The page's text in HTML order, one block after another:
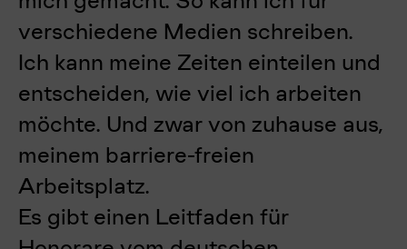
verschiedene Medien schreiben.
Ich kann meine Zeiten einteilen und
entscheiden, wie viel ich arbeiten
möchte. Und zwar von zuhause aus,
meinem barriere-freien
Arbeitsplatz.
Es gibt einen Leitfaden für